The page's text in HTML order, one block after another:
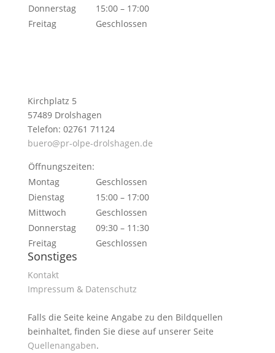
Donnerstag
15:00 – 17:00
Freitag
Geschlossen
Kirchplatz 5
57489 Drolshagen
Telefon: 02761 71124
buero@pr-olpe-drolshagen.de
Öffnungszeiten:
Montag
Geschlossen
Dienstag
15:00 – 17:00
Mittwoch
Geschlossen
Donnerstag
09:30 – 11:30
Freitag
Geschlossen
Sonstiges
Kontakt
Impressum & Datenschutz
Falls die Seite keine Angabe zu den Bildquellen
beinhaltet, finden Sie diese auf unserer Seite
Quellenangaben.